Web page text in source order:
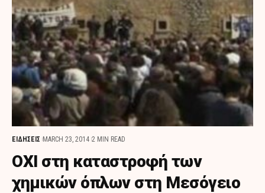
ΕΙΔΗΣΕΙΣ MARCH 23, 2014 2 MIN READ
OXI στη καταστροφή των
χημικών όπλων στη Μεσόγειο